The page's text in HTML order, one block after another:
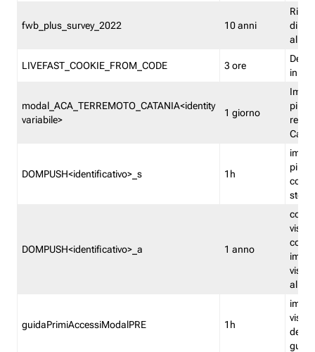
fwb_plus_survey_2022 10 anni
di
LIVEFAST_COOKIE_FROM_CODE 3 ore
in
modal_ACA_TERREMOTO_CATANIA<identity
variabile>
1 giorno
più
DOMPUSH<identificativo>_s 1h
più
DOMPUSH<identificativo>_a 1 anno
guidaPrimiAccessiModalPRE 1h
della